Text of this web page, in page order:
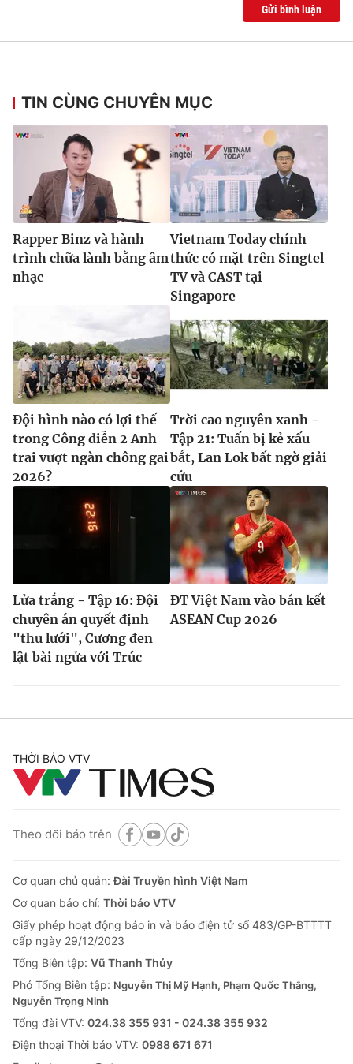
Gửi bình luận
TIN CÙNG CHUYÊN MỤC
Rapper Binz và hành
trình chữa lành bằng âm
nhạc
Vietnam Today chính
thức có mặt trên Singtel
TV và CAST tại
Singapore
Đội hình nào có lợi thế
trong Công diễn 2 Anh
trai vượt ngàn chông gai
2026?
Trời cao nguyên xanh -
Tập 21: Tuấn bị kẻ xấu
bắt, Lan Lok bất ngờ giải
cứu
Lửa trắng - Tập 16: Đội
chuyên án quyết định
"thu lưới", Cương đen
lật bài ngửa với Trúc
ĐT Việt Nam vào bán kết
ASEAN Cup 2026
THỜI BÁO VTV
Theo dõi báo trên
Cơ quan chủ quản:Đài Truyền hình Việt Nam
Cơ quan báo chí: Thời báo VTV
Giấy phép hoạt động báo in và báo điện tử số 483/GP-BTTTT
cấp ngày 29/12/2023
Tổng Biên tập: Vũ Thanh Thủy
Phó Tổng Biên tập: Nguyễn Thị Mỹ Hạnh, Phạm Quốc Thắng,
Nguyễn Trọng Ninh
Tổng đài VTV: 024.38 355 931 - 024.38 355 932
Ðiện thoại Thời báo VTV: 0988 671 671